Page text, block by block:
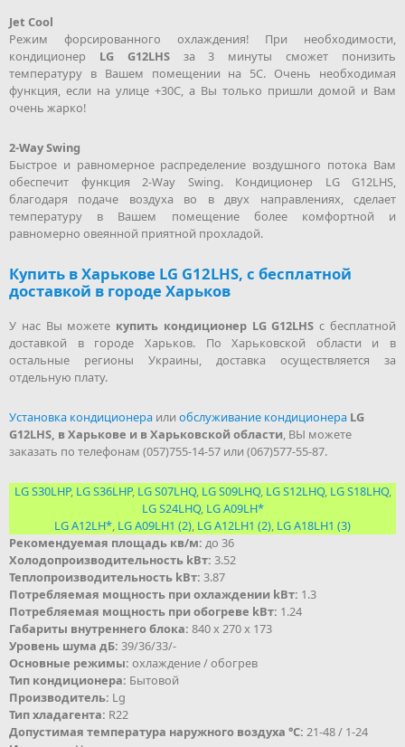
Jet Cool
Режим форсированного охлаждения! При необходимости,
кондиционер LG G12LHSза 3 минуты сможет понизить
температуру в Вашем помещении на 5С. Очень необходимая
функция, если на улице +30С, а Вы только пришли домой и Вам
очень жарко!
2-Way Swing
Быстрое и равномерное распределение воздушного потока Вам
обеспечит функция 2-Way Swing. Кондиционер LG G12LHS,
благодаря подаче воздуха во в двух направлениях, сделает
температуру в Вашем помещение более комфортной и
равномерно овеянной приятной прохладой.
Купить в Харькове LG G12LHS, с бесплатной
доставкой в городе Харьков
У нас Вы можете купить кондиционер LG G12LHS с бесплатной
доставкой в городе Харьков. По Харьковской области и в
остальные регионы Украины, доставка осуществляется за
отдельную плату.
Установка кондиционера или обслуживание кондиционера LG
G12LHS, в Харькове и в Харьковской области, ВЫ можете
заказать по телефонам (057)755-14-57 или (067)577-55-87.
LG S30LHP, LG S36LHP, LG S07LHQ, LG S09LHQ, LG S12LHQ, LG S18LHQ,
LG S24LHQ, LG A09LH*
LG A12LH*, LG A09LH1 (2), LG A12LH1 (2), LG A18LH1 (3)
Рекомендуемая площадь кв/м: до 36
Холодопроизводительность kВт: 3.52
Теплопроизводительность kВт: 3.87
Потребляемая мощность при охлаждении kВт: 1.3
Потребляемая мощность при обогреве kВт: 1.24
Габариты внутреннего блока: 840 x 270 x 173
Уровень шума дБ: 39/36/33/-
Основные режимы: охлаждение / обогрев
Тип кондиционера: Бытовой
Производитель: Lg
Тип хладагента: R22
Допустимая температура наружного воздуха °С: 21-48 / 1-24